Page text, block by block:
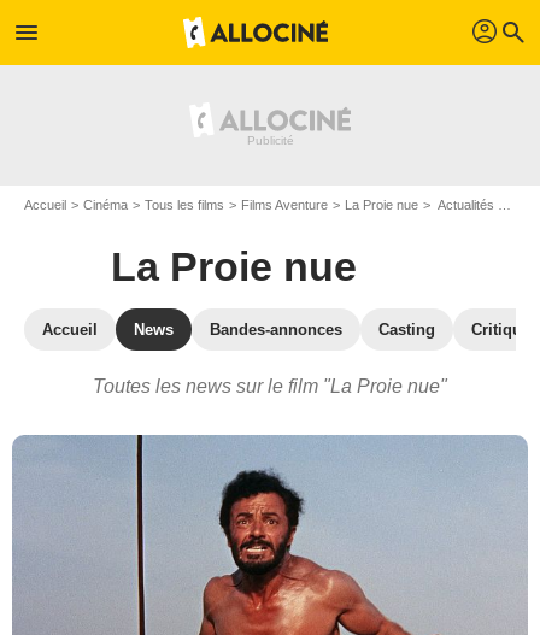
menu profil search
Accueil Cinéma Tous les films Films Aventure La Proie nue Actualités La Proie nue
La Proie nue
Accueil News Bandes-annonces Casting
Toutes les news sur le film "La Proie nue"